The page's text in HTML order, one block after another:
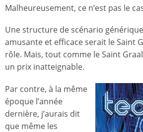
Malheureusement, ce n’est pas le
Une structure de scénario
amusante et efficace serait le Saint
rôle. Mais, tout comme le Saint
un prix inatteignable.
Par contre, à la même
époque l’année
dernière, j’aurais dit
que même les